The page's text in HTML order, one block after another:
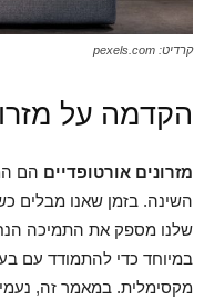
קרדיט: pexels.com
הקדמה על
מזרונים אורטופדיים הם
השינה. בזמן שאנו מבלים
שלנו מספק את התמיכה
במיוחד כדי להתמודד עם
מקסימלית. במאמר זה,